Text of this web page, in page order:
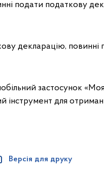
подати податкову
декларацію,
застосунок
інструмент для
Версія для друку